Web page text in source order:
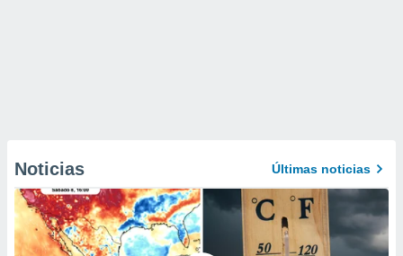
Noticias Últimas noticias